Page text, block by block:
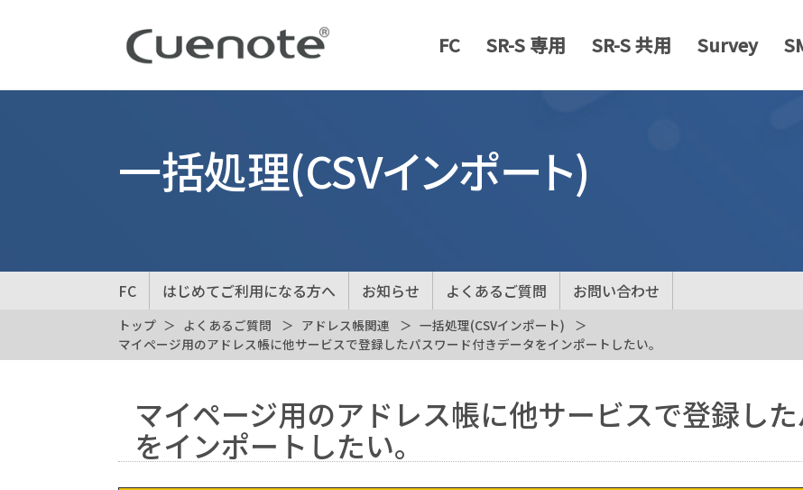
FC SR-S 専用 SR-S 共用 Survey
一括処理(CSVインポート)
FC はじめてご利用になる方へ お知らせ よくあるご質問 お問い合わせ
トップ よくあるご質問 アドレス帳関連
一括処理(CSVインポート)
マイページ用のアドレス帳に他サービスで登録したパスワード付きデータをインポートしたい。
マイページ用のアドレス帳に他サービスで登録し
をインポートしたい。